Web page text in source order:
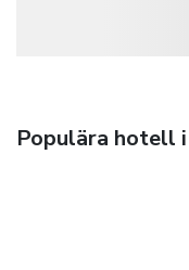
Populära hotell